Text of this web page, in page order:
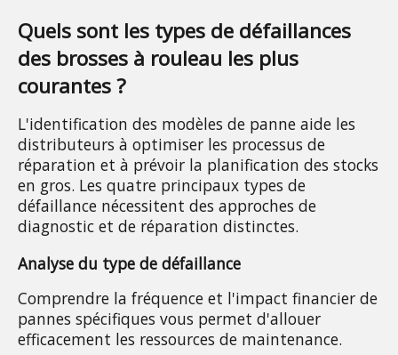
Quels sont les types de défaillances
des brosses à rouleau les plus
courantes ?
L'identification des modèles de panne aide les
distributeurs à optimiser les processus de
réparation et à prévoir la planification des stocks
en gros. Les quatre principaux types de
défaillance nécessitent des approches de
diagnostic et de réparation distinctes.
Analyse du type de défaillance
Comprendre la fréquence et l'impact financier de
pannes spécifiques vous permet d'allouer
efficacement les ressources de maintenance.